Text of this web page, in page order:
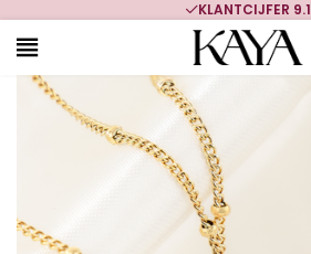
KLANTCIJFER 9.1